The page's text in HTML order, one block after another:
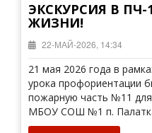
ЭКСКУРСИЯ В
ЖИЗНИ!
22-МАЙ-2026, 14:34
21 мая 2026 года в
урока профориентации
пожарную часть №11 для
МБОУ СОШ №1 п.